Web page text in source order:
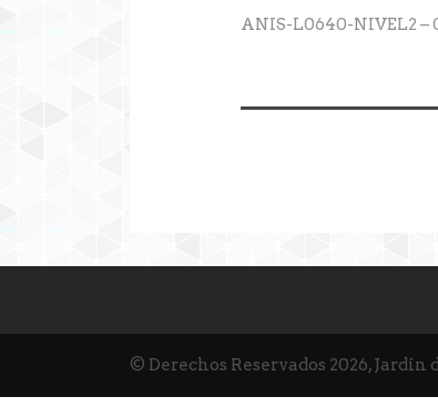
ANIS-L0640-NIVEL2 –
© Derechos Reservados 2026,